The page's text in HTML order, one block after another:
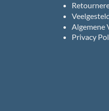
Algemene
Privacy